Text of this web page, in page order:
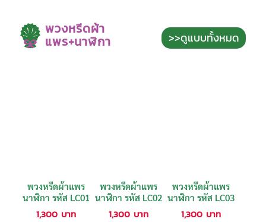
พวงหรีดผ้า
แพร+นาฬิกา >>ดูแบบทั้งหมด
พวงหรีดผ้าแพร
นาฬิกา รหัส LC01
1,300 บาท
พวงหรีดผ้าแพร
นาฬิกา รหัส LC02
1,300 บาท
พวงหรีดผ้าแพร
นาฬิกา รหัส LC03
1,300 บาท